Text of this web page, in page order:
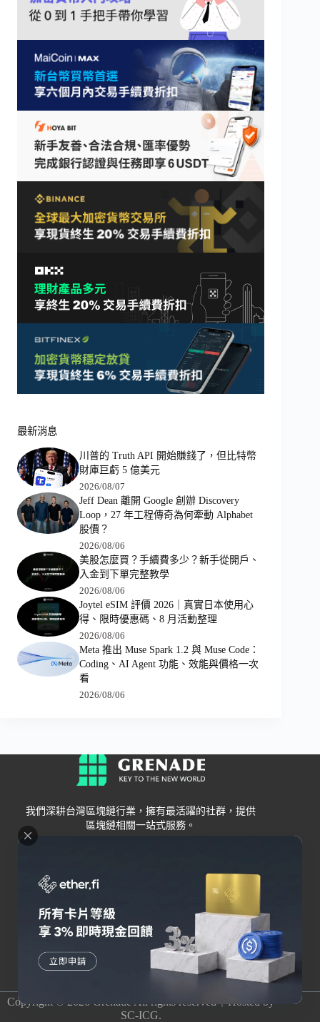
最新消息
川普的 Truth API 開始賺錢了，但比特幣
財庫巨虧 5 億美元
2026/08/07
Jeff Dean 離開 Google 創辦 Discovery
Loop，27 年工程傳奇為何牽動 Alphabet
股價？
2026/08/06
美股怎麼買？手續費多少？新手從開戶、
入金到下單完整教學
2026/08/06
Joytel eSIM 評價 2026｜真實日本使用心
得、限時優惠碼、8 月活動整理
2026/08/06
Meta 推出 Muse Spark 1.2 與 Muse Code：
Coding、AI Agent 功能、效能與價格一次
看
2026/08/06
我們深耕台灣區塊鏈行業，擁有最活躍的社群，提供
區塊鏈相關一站式服務。
Grenade
關於我們
聯絡我們
錢包
交易所
Bybit
OKX
HOYA BIT
其他
Copyright © 2026 Grenade All rights reserved｜Hosted by
SC-ICG.